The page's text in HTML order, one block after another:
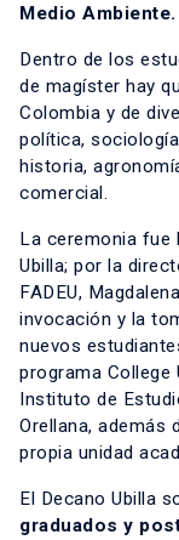
Medio Ambiente.
Dentro de los
de magíster hay
Colombia y de
política,
historia,
comercial.
La ceremonia fue
Ubilla; por la
FADEU,
invocación y la
nuevos
programa College
Instituto de
Orellana, además
propia unidad
El Decano Ubilla
graduados y